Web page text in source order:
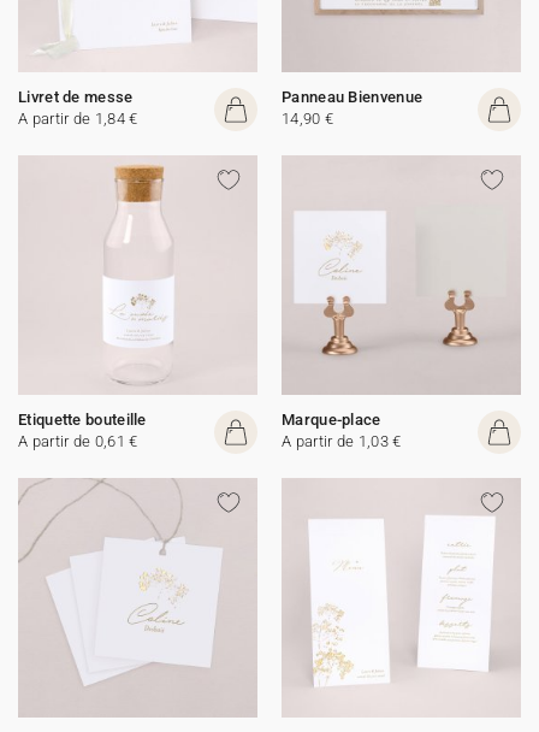
Livret de messe
A partir de 1,84 €
Panneau Bienvenue
14,90 €
Etiquette bouteille
A partir de 0,61 €
Marque-place
A partir de 1,03 €